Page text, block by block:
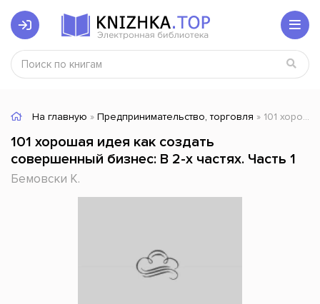
На главную » Предпринимательство, торговля » 101 хорошая идея как создать совершенный бизнес: В 2-х частях. Часть 1
101 хорошая идея как создать
совершенный бизнес: В 2-х частях. Часть 1
Бемовски К.